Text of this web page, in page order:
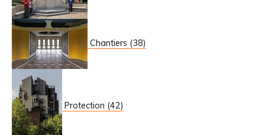
Chantiers (38)
Protection (42)